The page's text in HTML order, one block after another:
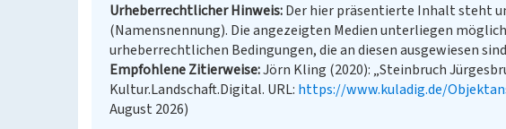
Urheberrechtlicher Hinweis Der hier präsentierte Inhalt steht
(Namensnennung). Die angezeigten Medien unterliegen
urheberrechtlichen Bedingungen, die an diesen ausgewiesen
Empfohlene Zitierweise Jörn Kling (2020): „Steinbruch
Kultur.Landschaft.Digital. URL: https://www.kuladig.de/
August 2026)